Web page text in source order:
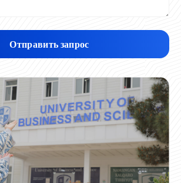
Отправить запрос